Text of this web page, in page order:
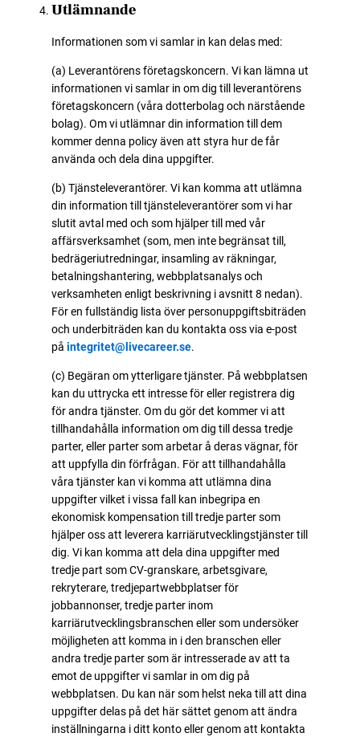
Utlämnande
Informationen som vi samlar in kan delas med:
(a) Leverantörens företagskoncern. Vi kan lämna ut
informationen vi samlar in om dig till leverantörens
företagskoncern (våra dotterbolag och närstående
bolag). Om vi utlämnar din information till dem
kommer denna policy även att styra hur de får
använda och dela dina uppgifter.
(b) Tjänsteleverantörer. Vi kan komma att utlämna
din information till tjänsteleverantörer som vi har
slutit avtal med och som hjälper till med vår
affärsverksamhet (som, men inte begränsat till,
bedrägeriutredningar, insamling av räkningar,
betalningshantering, webbplatsanalys och
verksamheten enligt beskrivning i avsnitt 8 nedan).
För en fullständig lista över personuppgiftsbiträden
och underbiträden kan du kontakta oss via e-post
på integritet@livecareer.se.
(c) Begäran om ytterligare tjänster. På webbplatsen
kan du uttrycka ett intresse för eller registrera dig
för andra tjänster. Om du gör det kommer vi att
tillhandahålla information om dig till dessa tredje
parter, eller parter som arbetar å deras vägnar, för
att uppfylla din förfrågan. För att tillhandahålla
våra tjänster kan vi komma att utlämna dina
uppgifter vilket i vissa fall kan inbegripa en
ekonomisk kompensation till tredje parter som
hjälper oss att leverera karriärutvecklingstjänster till
dig. Vi kan komma att dela dina uppgifter med
tredje part som CV-granskare, arbetsgivare,
rekryterare, tredjepartwebbplatser för
jobbannonser, tredje parter inom
karriärutvecklingsbranschen eller som undersöker
möjligheten att komma in i den branschen eller
andra tredje parter som är intresserade av att ta
emot de uppgifter vi samlar in om dig på
webbplatsen. Du kan när som helst neka till att dina
uppgifter delas på det här sättet genom att ändra
inställningarna i ditt konto eller genom att kontakta